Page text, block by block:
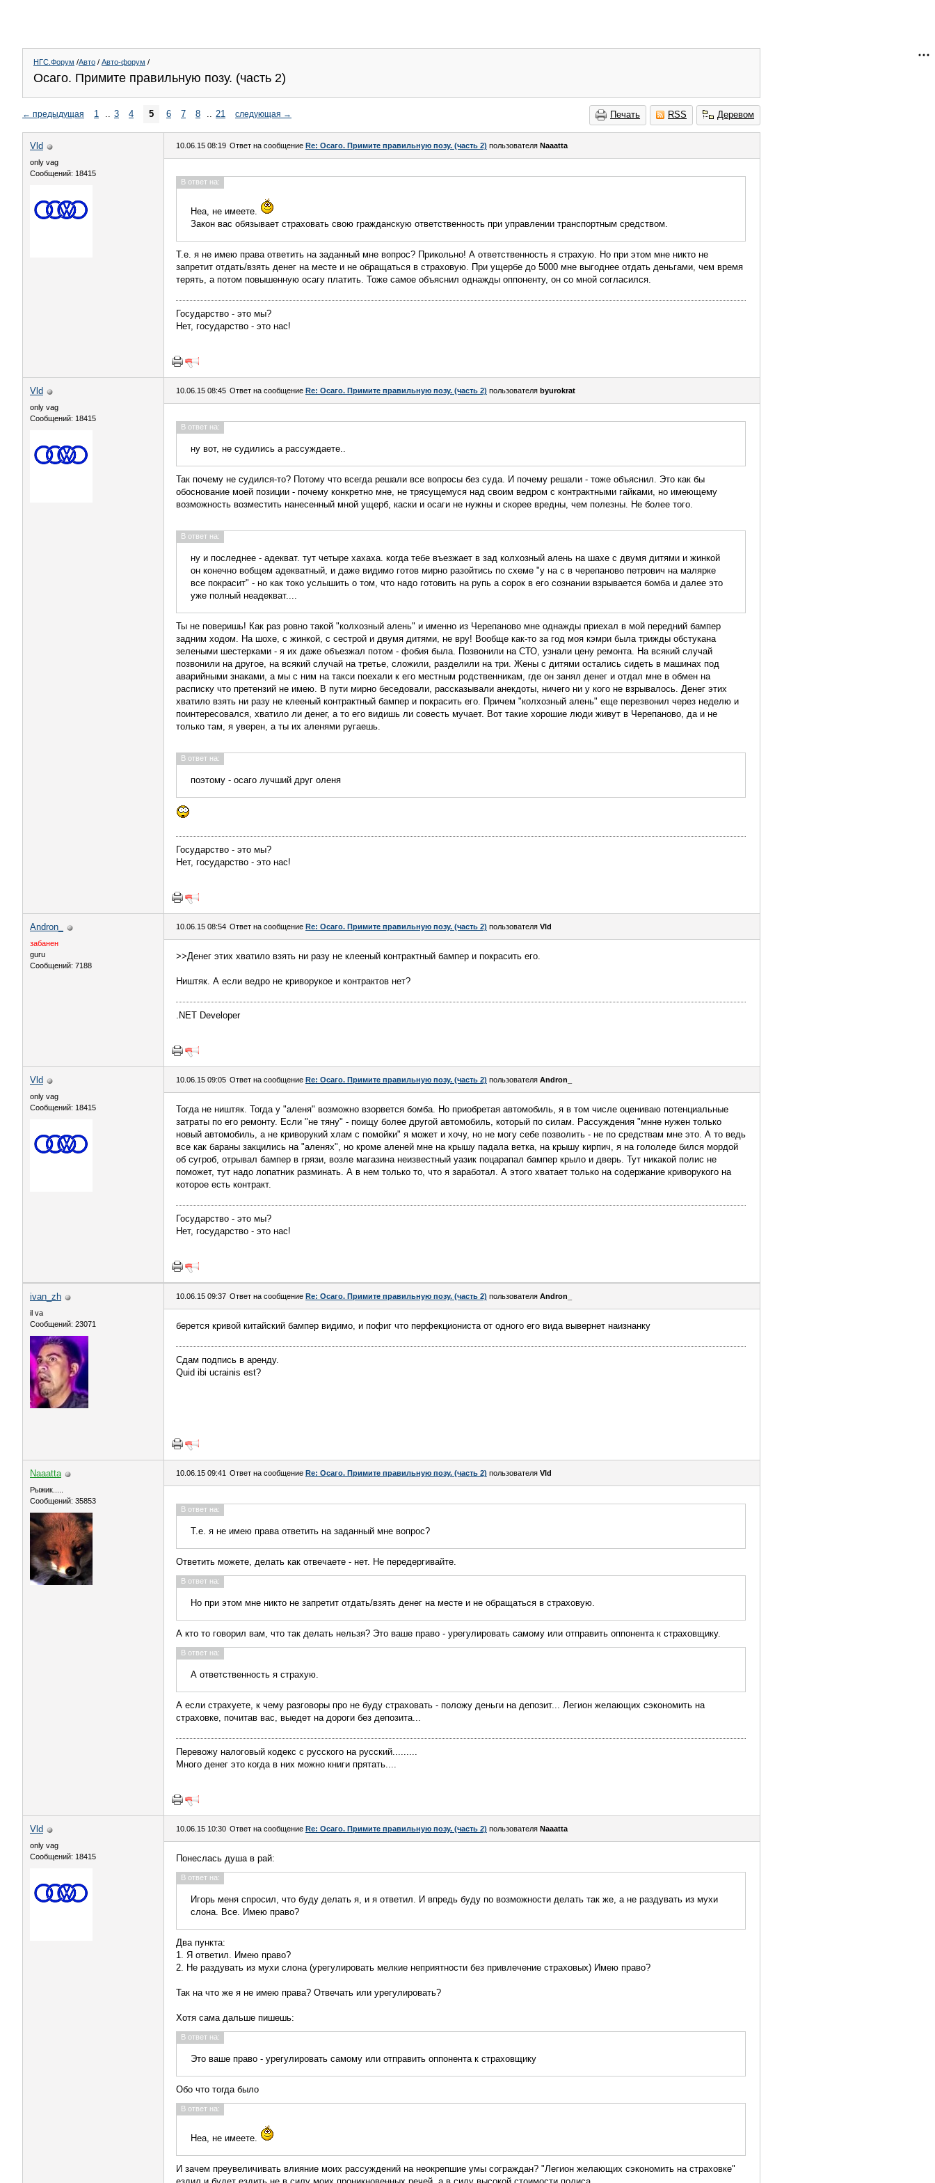
НГС.Форум /Авто / Авто-форум /
Осаго. Примите правильную позу. (часть 2)
Печать RSS Деревом
← предыдущая 1 .. 3 4 5 6 7 8 .. 21 следующая →
Vld
only vag
Сообщений: 18415
10.06.15 08:19 Ответ на сообщение Re: Осаго. Примите правильную позу. (часть 2) пользователя Naaatta
В ответ на:
Неа, не имеете.
Закон вас обязывает страховать свою гражданскую ответственность при управлении транспортным средством.
Т.е. я не имею права ответить на заданный мне вопрос? Прикольно! А ответственность я страхую. Но при этом мне никто не
запретит отдать/взять денег на месте и не обращаться в страховую. При ущербе до 5000 мне выгоднее отдать деньгами, чем время
терять, а потом повышенную осагу платить. Тоже самое объяснил однажды оппоненту, он со мной согласился.
Государство - это мы?
Нет, государство - это нас!
Vld
only vag
Сообщений: 18415
10.06.15 08:45 Ответ на сообщение Re: Осаго. Примите правильную позу. (часть 2) пользователя byurokrat
В ответ на:
ну вот, не судились а рассуждаете..
Так почему не судился-то? Потому что всегда решали все вопросы без суда. И почему решали - тоже объяснил. Это как бы
обоснование моей позиции - почему конкретно мне, не трясущемуся над своим ведром с контрактными гайками, но имеющему
возможность возместить нанесенный мной ущерб, каски и осаги не нужны и скорее вредны, чем полезны. Не более того.
В ответ на:
ну и последнее - адекват. тут четыре хахаха. когда тебе въезжает в зад колхозный алень на шахе с двумя дитями и жинкой
он конечно вобщем адекватный, и даже видимо готов мирно разойтись по схеме "у на с в черепаново петрович на малярке
все покрасит" - но как токо услышить о том, что надо готовить на рупь а сорок в его сознании взрывается бомба и далее это
уже полный неадекват....
Ты не поверишь! Как раз ровно такой "колхозный алень" и именно из Черепаново мне однажды приехал в мой передний бампер
задним ходом. На шохе, с жинкой, с сестрой и двумя дитями, не вру! Вообще как-то за год моя кэмри была трижды обстукана
зелеными шестерками - я их даже объезжал потом - фобия была. Позвонили на СТО, узнали цену ремонта. На всякий случай
позвонили на другое, на всякий случай на третье, сложили, разделили на три. Жены с дитями остались сидеть в машинах под
аварийными знаками, а мы с ним на такси поехали к его местным родственникам, где он занял денег и отдал мне в обмен на
расписку что претензий не имею. В пути мирно беседовали, рассказывали анекдоты, ничего ни у кого не взрывалось. Денег этих
хватило взять ни разу не клееный контрактный бампер и покрасить его. Причем "колхозный алень" еще перезвонил через неделю и
поинтересовался, хватило ли денег, а то его видишь ли совесть мучает. Вот такие хорошие люди живут в Черепаново, да и не
только там, я уверен, а ты их аленями ругаешь.
В ответ на:
поэтому - осаго лучший друг оленя
Государство - это мы?
Нет, государство - это нас!
Andron_
забанен
guru
Сообщений: 7188
10.06.15 08:54 Ответ на сообщение Re: Осаго. Примите правильную позу. (часть 2) пользователя Vld
>>Денег этих хватило взять ни разу не клееный контрактный бампер и покрасить его.
Ништяк. А если ведро не криворукое и контрактов нет?
.NET Developer
Vld
only vag
Сообщений: 18415
10.06.15 09:05 Ответ на сообщение Re: Осаго. Примите правильную позу. (часть 2) пользователя Andron_
Тогда не ништяк. Тогда у "аленя" возможно взорвется бомба. Но приобретая автомобиль, я в том числе оцениваю потенциальные
затраты по его ремонту. Если "не тяну" - поищу более другой автомобиль, который по силам. Рассуждения "мнне нужен только
новый автомобиль, а не криворукий хлам с помойки" я может и хочу, но не могу себе позволить - не по средствам мне это. А то ведь
все как бараны закцились на "аленях", но кроме аленей мне на крышу падала ветка, на крышу кирпич, я на гололеде бился мордой
об сугроб, отрывал бампер в грязи, возле магазина неизвестный уазик поцарапал бампер крыло и дверь. Тут никакой полис не
поможет, тут надо лопатник разминать. А в нем только то, что я заработал. А этого хватает только на содержание криворукого на
которое есть контракт.
Государство - это мы?
Нет, государство - это нас!
ivаn_zh
il va
Сообщений: 23071
10.06.15 09:37 Ответ на сообщение Re: Осаго. Примите правильную позу. (часть 2) пользователя Andron_
берется кривой китайский бампер видимо, и пофиг что перфекциониста от одного его вида вывернет наизнанку
Сдам подпись в аренду.
Quid ibi ucrainis est?
Naaatta
Рыжик.....
Сообщений: 35853
10.06.15 09:41 Ответ на сообщение Re: Осаго. Примите правильную позу. (часть 2) пользователя Vld
В ответ на:
Т.е. я не имею права ответить на заданный мне вопрос?
Ответить можете, делать как отвечаете - нет. Не передергивайте.
В ответ на:
Но при этом мне никто не запретит отдать/взять денег на месте и не обращаться в страховую.
А кто то говорил вам, что так делать нельзя? Это ваше право - урегулировать самому или отправить оппонента к страховщику.
В ответ на:
А ответственность я страхую.
А если страхуете, к чему разговоры про не буду страховать - положу деньги на депозит... Легион желающих сэкономить на
страховке, почитав вас, выедет на дороги без депозита...
Перевожу налоговый кодекс с русского на русский.........
Много денег это когда в них можно книги прятать....
Vld
only vag
Сообщений: 18415
10.06.15 10:30 Ответ на сообщение Re: Осаго. Примите правильную позу. (часть 2) пользователя Naaatta
Понеслась душа в рай:
В ответ на:
Игорь меня спросил, что буду делать я, и я ответил. И впредь буду по возможности делать так же, а не раздувать из мухи
слона. Все. Имею право?
Два пункта:
1. Я ответил. Имею право?
2. Не раздувать из мухи слона (урегулировать мелкие неприятности без привлечение страховых) Имею право?
Так на что же я не имею права? Отвечать или урегулировать?
Хотя сама дальше пишешь:
В ответ на:
Это ваше право - урегулировать самому или отправить оппонента к страховщику
Обо что тогда было
В ответ на:
Неа, не имеете.
И зачем преувеличивать влияние моих рассуждений на неокрепшие умы сограждан? "Легион желающих сэкономить на страховке"